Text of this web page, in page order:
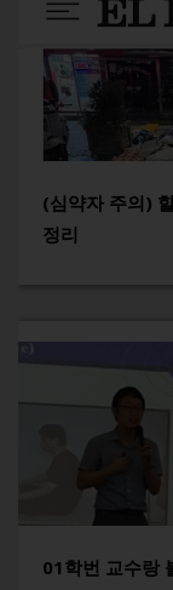
(심약자 주의)
정리
01학번 교수랑